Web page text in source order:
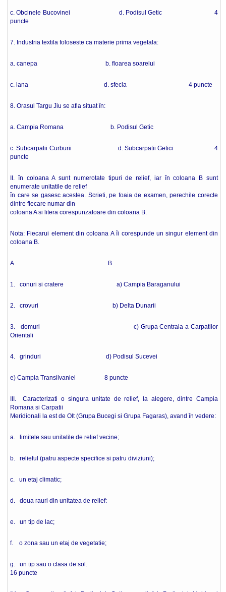
c. Obcinele Bucovinei d. Podisul Getic 4
puncte
7. Industria textila foloseste ca materie prima vegetala:
a. canepa b. floarea soarelui
c. lana d. sfecla 4 puncte
8. Orasul Targu Jiu se afla situat în:
a. Campia Romana b. Podisul Getic
c. Subcarpatii Curburii d. Subcarpatii Getici 4
puncte
II. în coloana A sunt numerotate tipuri de relief, iar în coloana B sunt
enumerate unitatile de relief
în care se gasesc acestea. Scrieti, pe foaia de examen, perechile corecte
dintre fiecare numar din
coloana A si litera corespunzatoare din coloana B.
Nota: Fiecarui element din coloana A îi corespunde un singur element din
coloana B.
A B
1. conuri si cratere a) Campia Baraganului
2. crovuri b) Delta Dunarii
3. domuri c) Grupa Centrala a Carpatilor
Orientali
4. grinduri d) Podisul Sucevei
e) Campia Transilvaniei 8 puncte
III. Caracterizati o singura unitate de relief, la alegere, dintre Campia
Romana si Carpatii
Meridionali la est de Olt (Grupa Bucegi si Grupa Fagaras), avand în vedere:
a. limitele sau unitatile de relief vecine;
b. relieful (patru aspecte specifice si patru diviziuni);
c. un etaj climatic;
d. doua rauri din unitatea de relief:
e. un tip de lac;
f. o zona sau un etaj de vegetatie;
g. un tip sau o clasa de sol.
16 puncte